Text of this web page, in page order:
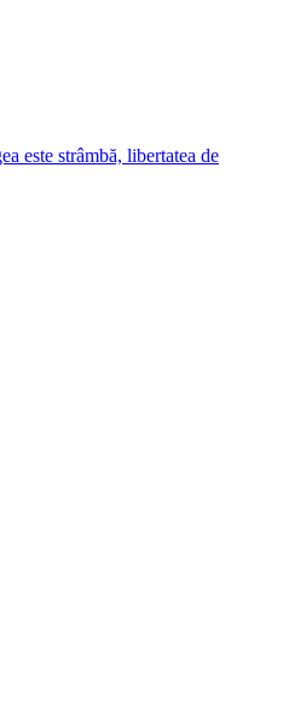
este strâmbă, libertatea de